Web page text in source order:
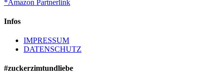
*Amazon Partnerlink
Infos
IMPRESSUM
DATENSCHUTZ
#zuckerzimtundliebe